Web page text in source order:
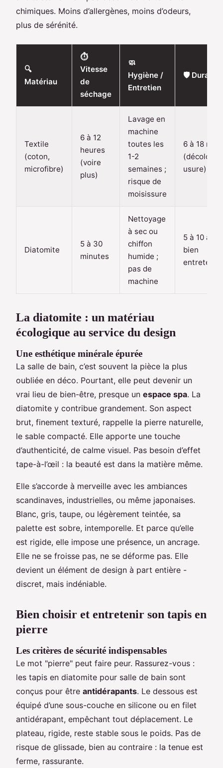
chimiques. Moins d’allergènes, moins d’odeurs,
plus de sérénité.
🔍
Matériau
⏱️
Vitesse
de
séchage
🧼
Hygiène /
Entretien
🛡️
Textile
(coton,
microfibre)
6 à 12
heures
(voire
plus)
Lavage en
machine
toutes les
1-2
semaines ;
risque de
moisissure
6 à 18 mois
usure)
Diatomite
5 à 30
minutes
Nettoyage
à sec ou
chiffon
humide ;
pas de
machine
5 à 10 ans
bien
entretenu)
La diatomite : un matériau
écologique au service du design
Une esthétique minérale épurée
La salle de bain, c’est souvent la pièce la plus
oubliée en déco. Pourtant, elle peut devenir un
vrai lieu de bien-être, presque un espace spa. La
diatomite y contribue grandement. Son aspect
brut, finement texturé, rappelle la pierre naturelle,
le sable compacté. Elle apporte une touche
d’authenticité, de calme visuel. Pas besoin d’effet
tape-à-l’œil : la beauté est dans la matière même.
Elle s’accorde à merveille avec les ambiances
scandinaves, industrielles, ou même japonaises.
Blanc, gris, taupe, ou légèrement teintée, sa
palette est sobre, intemporelle. Et parce qu’elle
est rigide, elle impose une présence, un ancrage.
Elle ne se froisse pas, ne se déforme pas. Elle
devient un élément de design à part entière -
discret, mais indéniable.
Bien choisir et entretenir son tapis en
pierre
Les critères de sécurité indispensables
Le mot "pierre" peut faire peur. Rassurez-vous :
les tapis en diatomite pour salle de bain sont
conçus pour être antidérapants. Le dessous est
équipé d’une sous-couche en silicone ou en filet
antidérapant, empêchant tout déplacement. Le
plateau, rigide, reste stable sous le poids. Pas de
risque de glissade, bien au contraire : la tenue est
ferme, rassurante.